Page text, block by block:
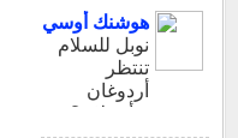
هوشنك أوسي
نوبل للسلام
تنتظر
أردوغان